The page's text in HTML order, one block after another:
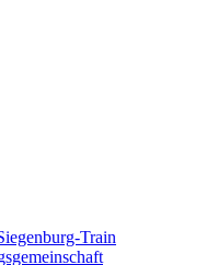
Train